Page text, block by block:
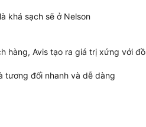
khá sạch sẽ ở Nelson
hàng, Avis tạo ra giá trị xứng với
tương đối nhanh và dễ dàng